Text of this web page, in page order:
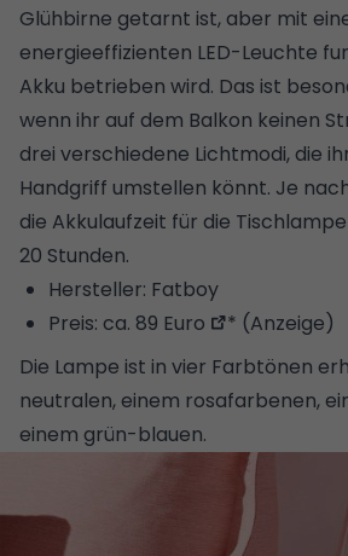
Glühbirne getarnt ist, aber mit
energieeffizienten LED-Leuchte
Akku betrieben wird. Das ist
wenn ihr auf dem Balkon keinen
drei verschiedene Lichtmodi, die
Handgriff umstellen könnt. Je
die Akkulaufzeit für die
20 Stunden.
Hersteller: Fatboy
Preis: ca. 89 Euro
* (Anzeige)
Die Lampe ist in vier Farbtönen
neutralen, einem rosafarbenen,
einem grün-blauen.